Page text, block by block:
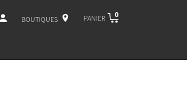
BOUTIQUES PANIER 0